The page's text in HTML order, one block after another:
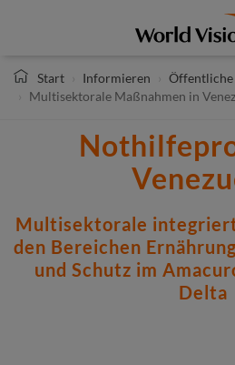
Start
Informieren Öffentliche
Multisektorale Maßnahmen in
Multisektorale
den Bereichen
und Schutz im
Delta